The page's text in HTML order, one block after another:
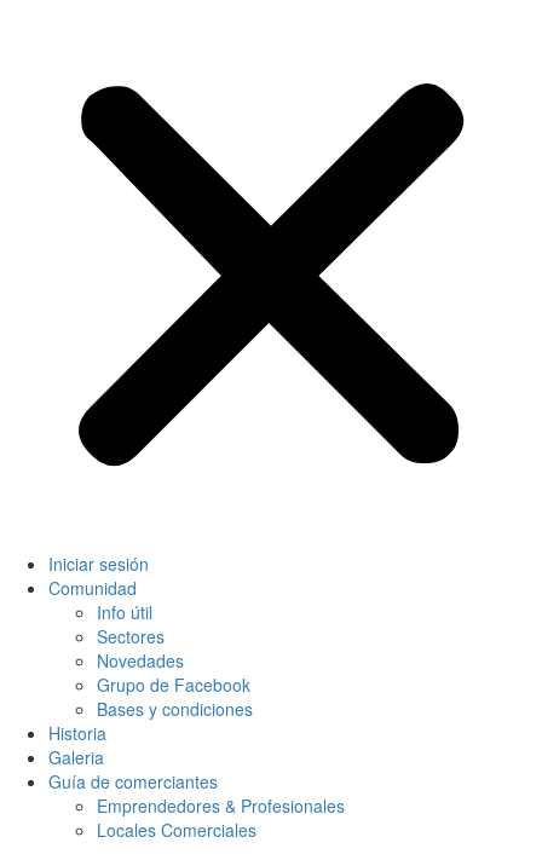
Iniciar sesión
Comunidad
Info útil
Sectores
Novedades
Grupo de Facebook
Bases y condiciones
Historia
Galeria
Guía de comerciantes
Emprendedores & Profesionales
Locales Comerciales